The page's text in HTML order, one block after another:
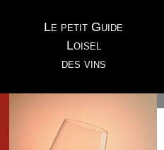
Le petit Guide
Loisel
des vins